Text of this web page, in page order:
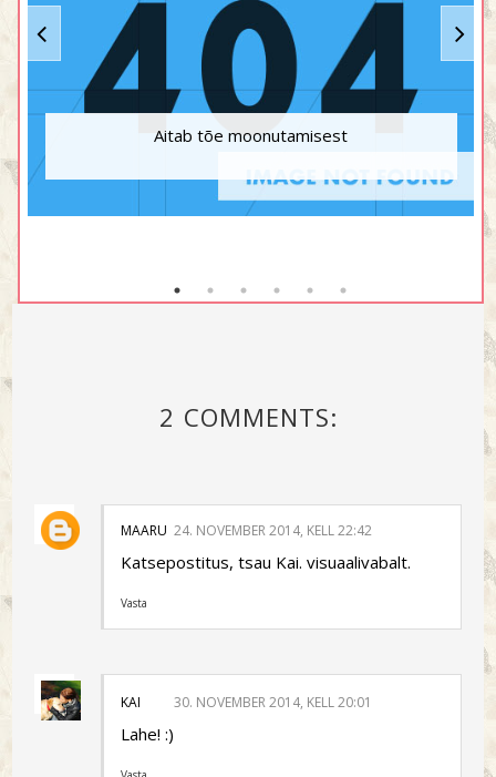
Aitab tõe moonutamisest
2 COMMENTS:
MAARU 24. NOVEMBER 2014, KELL 22:42
Katsepostitus, tsau Kai. visuaalivabalt.
Vasta
KAI 30. NOVEMBER 2014, KELL 20:01
Lahe! :)